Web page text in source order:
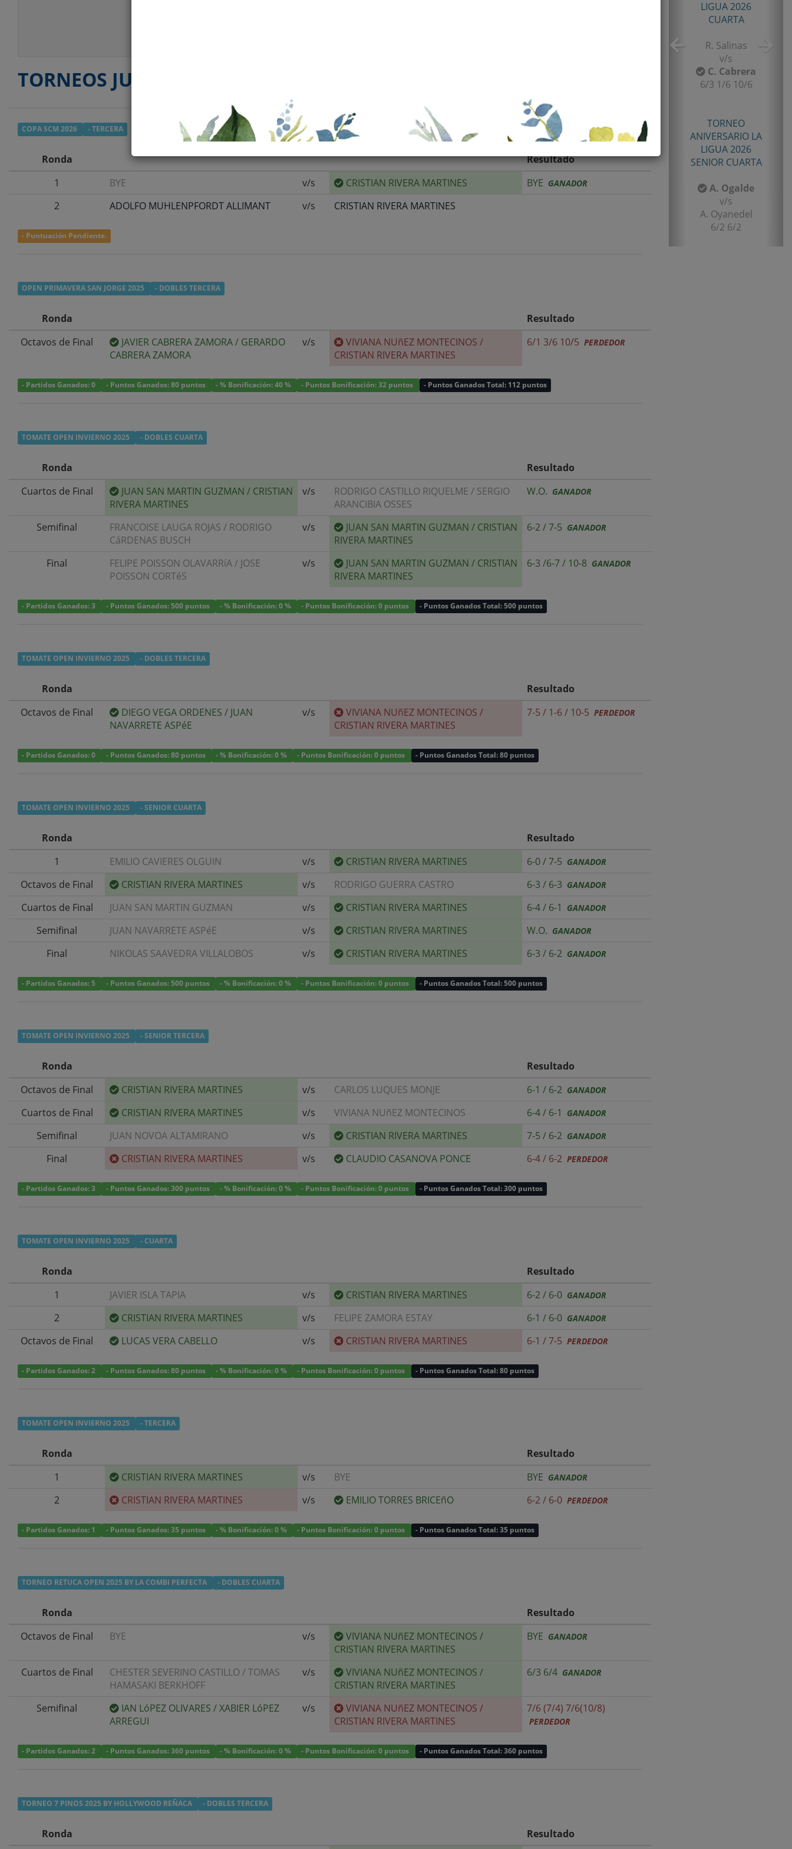
TORNEOS JUGADOS
COPA SCM 2026 - TERCERA
Ronda
Resultado
1
BYE v/s CRISTIAN RIVERA MARTINES BYE GANADOR
2 ADOLFO MUHLENPFORDT ALLIMANT v/s CRISTIAN RIVERA MARTINES
- Puntuación Pendiente.
OPEN PRIMAVERA SAN JORGE 2025 - DOBLES TERCERA
Ronda
Resultado
Octavos de Final
JAVIER CABRERA ZAMORA/ GERARDO
CABRERA ZAMORA
v/s VIVIANA NUñEZ MONTECINOS /
CRISTIAN RIVERA MARTINES
6/1 3/6 10/5 PERDEDOR
- Partidos Ganados: 0 - Puntos Ganados: 80 puntos - % Bonificación: 40 % - Puntos Bonificación: 32 puntos - Puntos Ganados Total: 112 puntos
TOMATE OPEN INVIERNO 2025 - DOBLES CUARTA
Ronda
Resultado
Cuartos de Final
JUAN SAN MARTIN GUZMAN / CRISTIAN
RIVERA MARTINES
v/s RODRIGO CASTILLO RIQUELME / SERGIO
ARANCIBIA OSSES
W.O. GANADOR
Semifinal FRANCOISE LAUGA ROJAS / RODRIGO
CáRDENAS BUSCH
v/s JUAN SAN MARTIN GUZMAN / CRISTIAN
RIVERA MARTINES
6-2 / 7-5 GANADOR
Final FELIPE POISSON OLAVARRíA/ JOSE
POISSON CORTéS
v/s JUAN SAN MARTIN GUZMAN / CRISTIAN
RIVERA MARTINES
6-3 /6-7 / 10-8 GANADOR
- Partidos Ganados: 3 - Puntos Ganados: 500 puntos - % Bonificación: 0 % - Puntos Bonificación: 0 puntos - Puntos Ganados Total: 500 puntos
TOMATE OPEN INVIERNO 2025 - DOBLES TERCERA
Ronda
Resultado
Octavos de Final
DIEGO VEGA ORDENES / JUAN
NAVARRETE ASPéE
v/s VIVIANA NUñEZ MONTECINOS /
CRISTIAN RIVERA MARTINES
7-5 / 1-6 / 10-5 PERDEDOR
- Partidos Ganados: 0 - Puntos Ganados: 80 puntos - % Bonificación: 0 % - Puntos Bonificación: 0 puntos - Puntos Ganados Total: 80 puntos
TOMATE OPEN INVIERNO 2025 - SENIOR CUARTA
Ronda
Resultado
1
EMILIO CAVIERES OLGUIN v/s CRISTIAN RIVERA MARTINES 6-0 / 7-5 GANADOR
Octavos de Final CRISTIAN RIVERA MARTINES v/s RODRIGO GUERRA CASTRO 6-3 / 6-3 GANADOR
Cuartos de Final JUAN SAN MARTIN GUZMAN v/s CRISTIAN RIVERA MARTINES 6-4 / 6-1 GANADOR
Semifinal JUAN NAVARRETE ASPéE v/s CRISTIAN RIVERA MARTINES W.O. GANADOR
Final NIKOLAS SAAVEDRA VILLALOBOS v/s CRISTIAN RIVERA MARTINES 6-3 / 6-2 GANADOR
- Partidos Ganados: 5 - Puntos Ganados: 500 puntos - % Bonificación: 0 % - Puntos Bonificación: 0 puntos - Puntos Ganados Total: 500 puntos
TOMATE OPEN INVIERNO 2025 - SENIOR TERCERA
Ronda
Resultado
Octavos de Final
CRISTIAN RIVERA MARTINES v/s CARLOS LUQUES MONJE 6-1 / 6-2 GANADOR
Cuartos de Final CRISTIAN RIVERA MARTINES v/s VIVIANA NUñEZ MONTECINOS 6-4 / 6-1 GANADOR
Semifinal JUAN NOVOA ALTAMIRANO v/s CRISTIAN RIVERA MARTINES 7-5 / 6-2 GANADOR
Final CRISTIAN RIVERA MARTINES v/s CLAUDIO CASANOVA PONCE 6-4 / 6-2 PERDEDOR
- Partidos Ganados: 3 - Puntos Ganados: 300 puntos - % Bonificación: 0 % - Puntos Bonificación: 0 puntos - Puntos Ganados Total: 300 puntos
TOMATE OPEN INVIERNO 2025 - CUARTA
Ronda
Resultado
1
JAVIER ISLA TAPIA v/s CRISTIAN RIVERA MARTINES 6-2 / 6-0 GANADOR
2 CRISTIAN RIVERA MARTINES v/s FELIPE ZAMORA ESTAY 6-1 / 6-0 GANADOR
Octavos de Final LUCAS VERA CABELLO v/s CRISTIAN RIVERA MARTINES 6-1 / 7-5 PERDEDOR
- Partidos Ganados: 2 - Puntos Ganados: 80 puntos - % Bonificación: 0 % - Puntos Bonificación: 0 puntos - Puntos Ganados Total: 80 puntos
TOMATE OPEN INVIERNO 2025 - TERCERA
Ronda
Resultado
1
CRISTIAN RIVERA MARTINES v/s BYE BYE GANADOR
2 CRISTIAN RIVERA MARTINES v/s EMILIO TORRES BRICEñO 6-2 / 6-0 PERDEDOR
- Partidos Ganados: 1 - Puntos Ganados: 35 puntos - % Bonificación: 0 % - Puntos Bonificación: 0 puntos - Puntos Ganados Total: 35 puntos
TORNEO RETUCA OPEN 2025 BY LA COMBI PERFECTA - DOBLES CUARTA
Ronda
Resultado
Octavos de Final
BYE v/s VIVIANA NUñEZ MONTECINOS /
CRISTIAN RIVERA MARTINES
BYE GANADOR
Cuartos de Final CHESTER SEVERINO CASTILLO /TOMAS
HAMASAKI BERKHOFF
v/s VIVIANA NUñEZ MONTECINOS /
CRISTIAN RIVERA MARTINES
6/3 6/4 GANADOR
Semifinal IAN LóPEZ OLIVARES /XABIER LóPEZ
ARREGUI
v/s VIVIANA NUñEZ MONTECINOS /
CRISTIAN RIVERA MARTINES
7/6 (7/4) 7/6(10/8)
PERDEDOR
- Partidos Ganados: 2 - Puntos Ganados: 360 puntos - % Bonificación: 0 % - Puntos Bonificación: 0 puntos - Puntos Ganados Total: 360 puntos
TORNEO 7 PINOS 2025 BY HOLLYWOOD REÑACA - DOBLES TERCERA
Ronda Resultado
TORNEO TENIS TOUR
QUINTA 2026
E. Castro
v/s
I. Rubiño
TORNEO TENIS TOUR
QUINTA 2026
PRIMERA
F. Matamala
v/s
L. Palma
6-1/6-3